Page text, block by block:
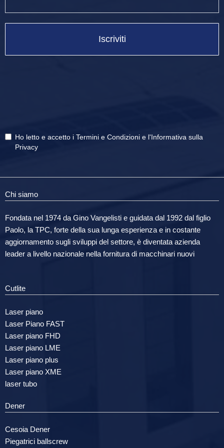
Iscriviti
Ho letto e accetto i Termini e Condizioni e l'Informativa sulla
Privacy
Chi siamo
Fondata nel 1974 da Gino Vangelisti e guidata dal 1992 dal figlio
Paolo, la TPC, forte della sua lunga esperienza e in costante
aggiornamento sugli sviluppi del settore, è diventata azienda
leader a livello nazionale nella fornitura di macchinari nuovi
Cutlite
Laser piano
Laser Piano FAST
Laser piano FHD
Laser piano LME
Laser piano plus
Laser piano XME
laser tubo
Dener
Cesoia Dener
Piegatrici ballscrew